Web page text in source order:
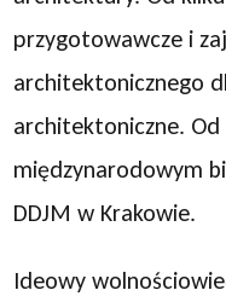
przygotowawcze i
architektonicznego
architektoniczne.
międzynarodowym
DDJM w Krakowie.
Ideowy